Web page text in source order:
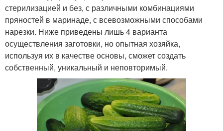
стерилизацией и без, с различными комбинациями
пряностей в маринаде, с всевозможными способами
нарезки. Ниже приведены лишь 4 варианта
осуществления заготовки, но опытная хозяйка,
используя их в качестве основы, сможет создать
собственный, уникальный и неповторимый.